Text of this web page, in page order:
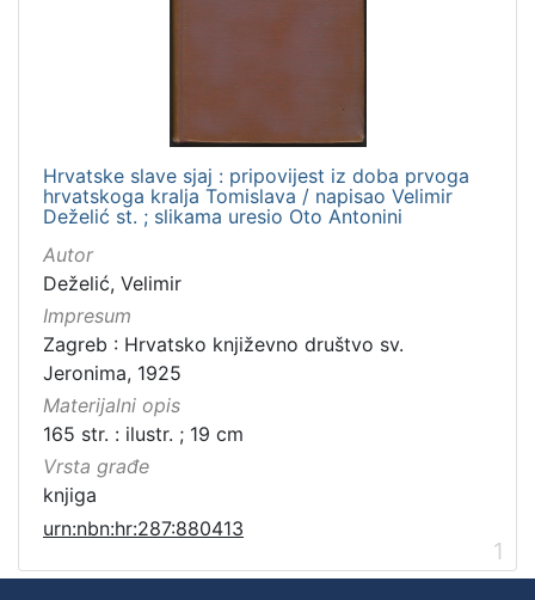
Hrvatske slave sjaj : pripovijest iz doba prvoga
hrvatskoga kralja Tomislava / napisao Velimir
Deželić st. ; slikama uresio Oto Antonini
Autor
Deželić, Velimir
Impresum
Zagreb : Hrvatsko književno društvo sv.
Jeronima, 1925
Materijalni opis
165 str. : ilustr. ; 19 cm
Vrsta građe
knjiga
urn:nbn:hr:287:880413
1